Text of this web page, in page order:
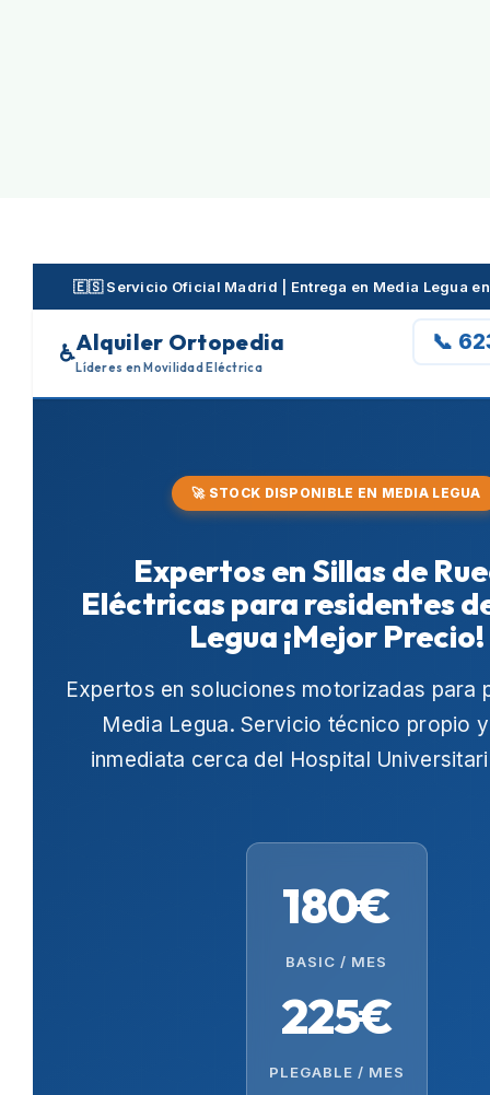
🇪🇸 Servicio Oficial Madrid | Entrega en Media Legua
♿Alquiler Ortopedia
Líderes en Movilidad Eléctrica
📞
🚀 STOCK DISPONIBLE EN MEDIA LEGUA
Expertos en Sillas de
Eléctricas para residentes
Legua ¡Mejor Precio!
Expertos en soluciones motorizadas para
Media Legua. Servicio técnico propio
inmediata cerca del Hospital
180€
BASIC / MES
225€
PLEGABLE / MES